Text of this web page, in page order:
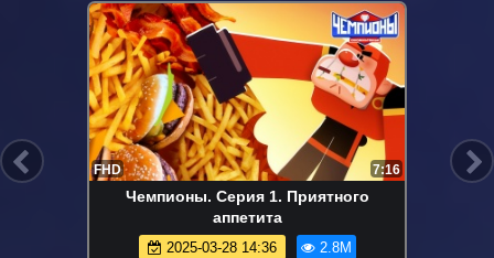
FHD 6:36
Простоквашино. Серия 105. Курорт
Простоквашино
2023-09-25 14:21 2.6M